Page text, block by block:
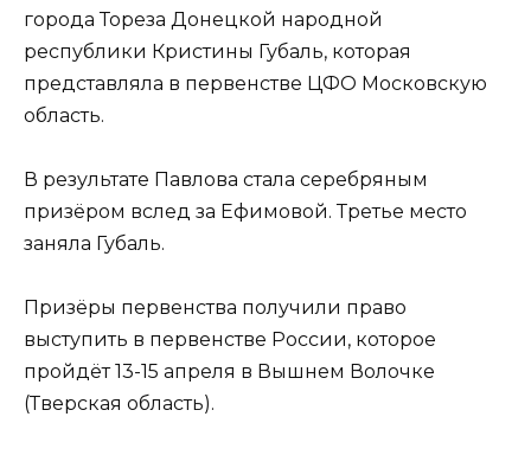
города Тореза Донецкой народной
республики Кристины Губаль, которая
представляла в первенстве ЦФО Московскую
область.
В результате Павлова стала серебряным
призёром вслед за Ефимовой. Третье место
заняла Губаль.
Призёры первенства получили право
выступить в первенстве России, которое
пройдёт 13-15 апреля в Вышнем Волочке
(Тверская область).